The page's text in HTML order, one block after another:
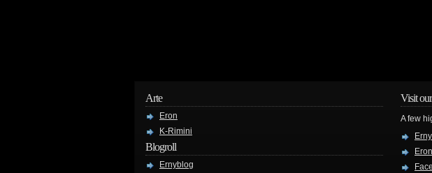
Arte
Eron
K-Rimini
Blogroll
Ernyblog
Visit
A few
Eron